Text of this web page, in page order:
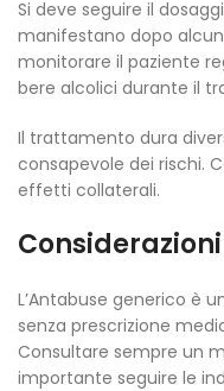
Si deve seguire il
manifestano dopo
monitorare il paziente
bere alcolici durante il
Il trattamento dura
consapevole dei rischi.
effetti collaterali.
L’Antabuse generico è
senza prescrizione
Consultare sempre un
importante seguire le